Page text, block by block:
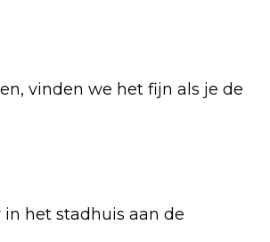
vinden we het fijn als je de
in het stadhuis aan de